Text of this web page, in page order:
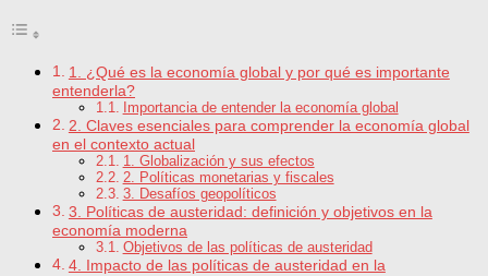
1. ¿Qué es la economía global y por qué es importante
entenderla?
Importancia de entender la economía global
2. Claves esenciales para comprender la economía global
en el contexto actual
1. Globalización y sus efectos
2. Políticas monetarias y fiscales
3. Desafíos geopolíticos
3. Políticas de austeridad: definición y objetivos en la
economía moderna
Objetivos de las políticas de austeridad
4. Impacto de las políticas de austeridad en la